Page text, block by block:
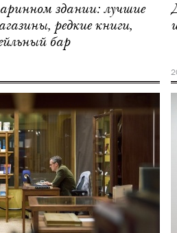
здании: лучшие
редкие книги,
бар